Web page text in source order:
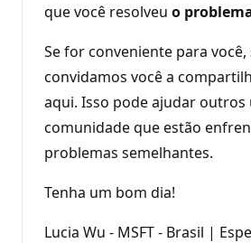
que você resolveu o
Se for conveniente para
convidamos você a
aqui. Isso pode ajudar outros
comunidade que estão
problemas semelhantes.
Tenha um bom dia!
Lucia Wu - MSFT - Brasil |